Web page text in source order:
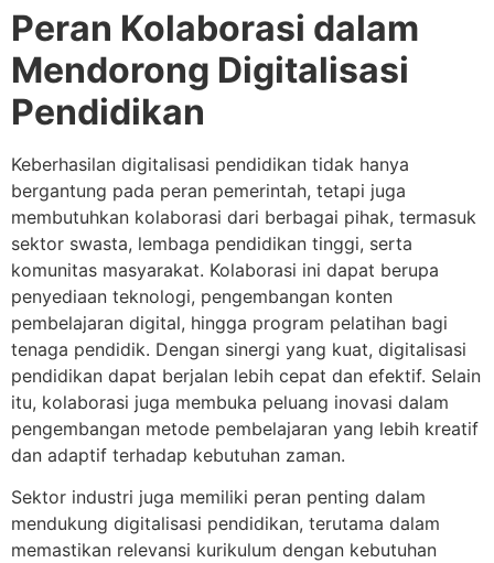
Peran Kolaborasi dalam
Mendorong Digitalisasi
Pendidikan
Keberhasilan digitalisasi pendidikan tidak hanya
bergantung pada peran pemerintah, tetapi juga
membutuhkan kolaborasi dari berbagai pihak, termasuk
sektor swasta, lembaga pendidikan tinggi, serta
komunitas masyarakat. Kolaborasi ini dapat berupa
penyediaan teknologi, pengembangan konten
pembelajaran digital, hingga program pelatihan bagi
tenaga pendidik. Dengan sinergi yang kuat, digitalisasi
pendidikan dapat berjalan lebih cepat dan efektif. Selain
itu, kolaborasi juga membuka peluang inovasi dalam
pengembangan metode pembelajaran yang lebih kreatif
dan adaptif terhadap kebutuhan zaman.
Sektor industri juga memiliki peran penting dalam
mendukung digitalisasi pendidikan, terutama dalam
memastikan relevansi kurikulum dengan kebutuhan